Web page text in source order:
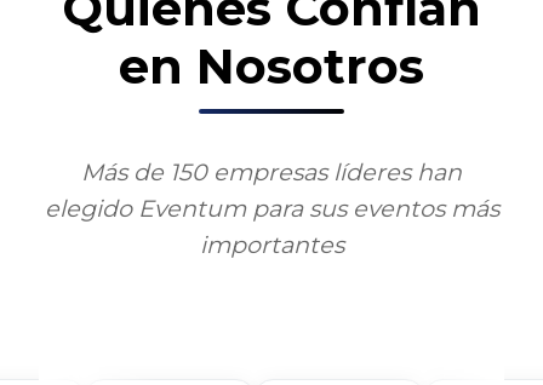
en Nosotros
Más de 150 empresas líderes han
elegido Eventum para sus eventos más
importantes